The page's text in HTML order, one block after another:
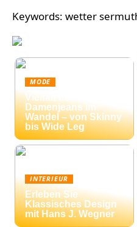
Keywords: wetter
MODE
Vielfalt der
Damenjeans im
Wandel – von Skinny
bis Wide Leg
INTERIEUR
Erleben Sie
Klassisches Design
mit Hans J. Wegner